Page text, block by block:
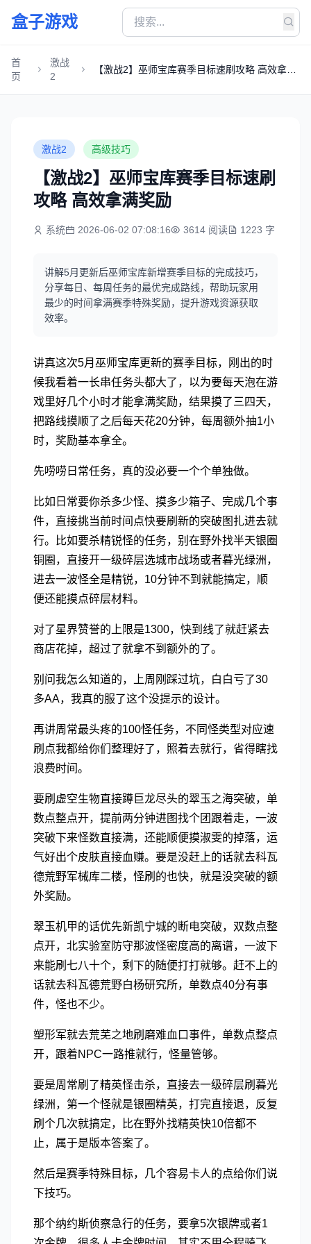
盒子游戏
首
页
激战
2
【激战2】巫师宝库赛季目标速刷攻略 高效拿满
激战2 高级技巧
【激战2】巫师宝库赛季目标速刷
攻略 高效拿满奖励
系统 2026-06-02 07:08:16 3614 阅读 1223 字
讲解5月更新后巫师宝库新增赛季目标的完成技巧，
分享每日、每周任务的最优完成路线，帮助玩家用
最少的时间拿满赛季特殊奖励，提升游戏资源获取
效率。
讲真这次5月巫师宝库更新的赛季目标，刚出的时
候我看着一长串任务头都大了，以为要每天泡在游
戏里好几个小时才能拿满奖励，结果摸了三四天，
把路线摸顺了之后每天花20分钟，每周额外抽1小
时，奖励基本拿全。
先唠唠日常任务，真的没必要一个个单独做。
比如日常要你杀多少怪、摸多少箱子、完成几个事
件，直接挑当前时间点快要刷新的突破图扎进去就
行。比如要杀精锐怪的任务，别在野外找半天银圈
铜圈，直接开一级碎层选城市战场或者暮光绿洲，
进去一波怪全是精锐，10分钟不到就能搞定，顺
便还能摸点碎层材料。
对了星界赞誉的上限是1300，快到线了就赶紧去
商店花掉，超过了就拿不到额外的了。
别问我怎么知道的，上周刚踩过坑，白白亏了30
多AA，我真的服了这个没提示的设计。
再讲周常最头疼的100怪任务，不同怪类型对应速
刷点我都给你们整理好了，照着去就行，省得瞎找
浪费时间。
要刷虚空生物直接蹲巨龙尽头的翠玉之海突破，单
数点整点开，提前两分钟进图找个团跟着走，一波
突破下来怪数直接满，还能顺便摸淑雯的掉落，运
气好出个皮肤直接血赚。要是没赶上的话就去科瓦
德荒野军械库二楼，怪刷的也快，就是没突破的额
外奖励。
翠玉机甲的话优先新凯宁城的断电突破，双数点整
点开，北实验室防守那波怪密度高的离谱，一波下
来能刷七八十个，剩下的随便打打就够。赶不上的
话就去科瓦德荒野白杨研究所，单数点40分有事
件，怪也不少。
塑形军就去荒芜之地刷磨难血口事件，单数点整点
开，跟着NPC一路推就行，怪量管够。
要是周常刷了精英怪击杀，直接去一级碎层刷暮光
绿洲，第一个怪就是银圈精英，打完直接退，反复
刷个几次就搞定，比在野外找精英快10倍都不
止，属于是版本答案了。
然后是赛季特殊目标，几个容易卡人的点给你们说
下技巧。
那个纳约斯侦察急行的任务，要拿5次银牌或者1